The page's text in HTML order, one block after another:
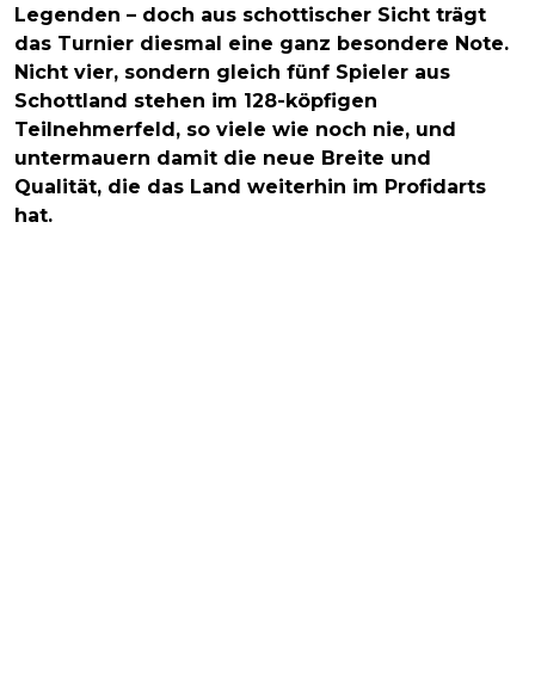
Legenden – doch aus schottischer Sicht trägt
das Turnier diesmal eine ganz besondere Note.
Nicht vier, sondern gleich fünf Spieler aus
Schottland stehen im 128-köpfigen
Teilnehmerfeld, so viele wie noch nie, und
untermauern damit die neue Breite und
Qualität, die das Land weiterhin im Profidarts
hat.